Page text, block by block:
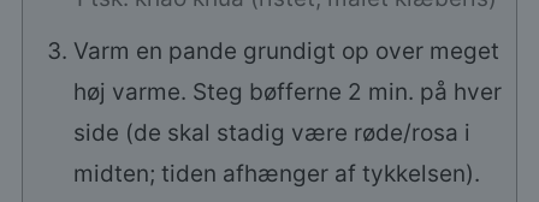
Varm en pande grundigt op over meget
høj varme. Steg bøfferne 2 min. på hver
side (de skal stadig være røde/rosa i
midten; tiden afhænger af tykkelsen).